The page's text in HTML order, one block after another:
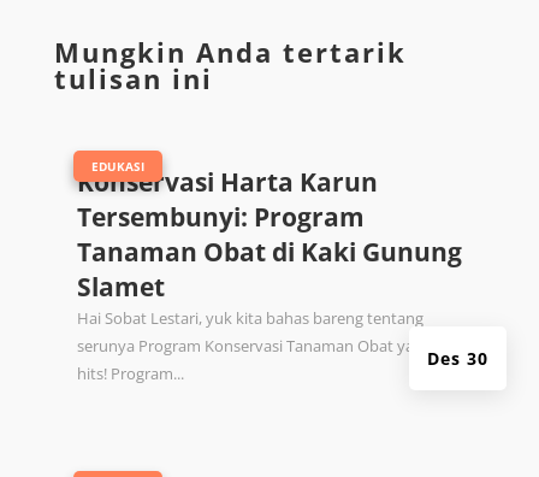
Mungkin Anda tertarik
tulisan ini
Konservasi Harta Karun
Tersembunyi: Program
Tanaman Obat di Kaki Gunung
Slamet
Des 30
EDUKASI
Hai Sobat Lestari, yuk kita bahas bareng tentang
serunya Program Konservasi Tanaman Obat yang lagi
hits! Program...